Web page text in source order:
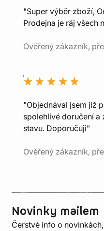
"Super výběr zboží,
Prodejna je ráj všech
Ověřený zákazník,
"Objednával jsem již
spolehlivé doručení
stavu. Doporučuji"
Ověřený zákazník,
Novinky mailem
Čerstvé info o